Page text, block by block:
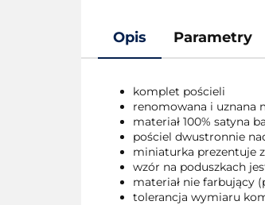
Opis Parametry
komplet pościeli
renomowana i uznana
materiał 100% satyna
pościel dwustronnie
miniaturka prezentuje
wzór na poduszkach
materiał nie farbujący
tolerancja wymiaru